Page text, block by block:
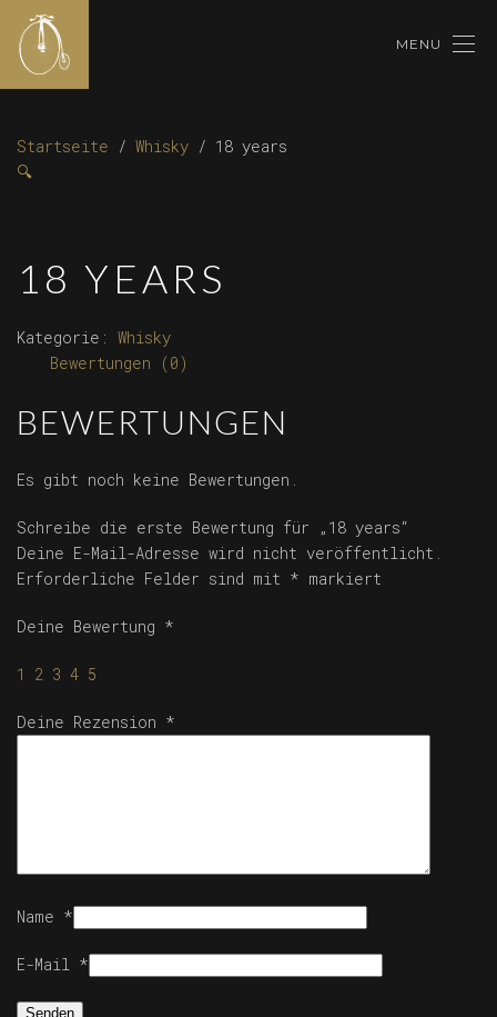
MENU
Startseite / Whisky / 18 years
🔍
18 YEARS
Kategorie: Whisky
Bewertungen (0)
BEWERTUNGEN
Es gibt noch keine Bewertungen.
Schreibe die erste Bewertung für „18 years“
Deine E-Mail-Adresse wird nicht veröffentlicht.
Erforderliche Felder sind mit * markiert
Deine Bewertung *
1 2 3 4 5
Deine Rezension *
Name *
E-Mail *